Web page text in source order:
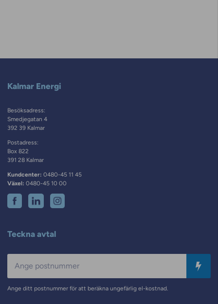
Kalmar Energi
Besöksadress:
Smedjegatan 4
392 39 Kalmar
Postadress:
Box 822
391 28 Kalmar
Kundcenter: 0480-45 11 45
Växel: 0480-45 10 00
Teckna avtal
Ange ditt postnummer för att beräkna ungefärlig el-kostnad.